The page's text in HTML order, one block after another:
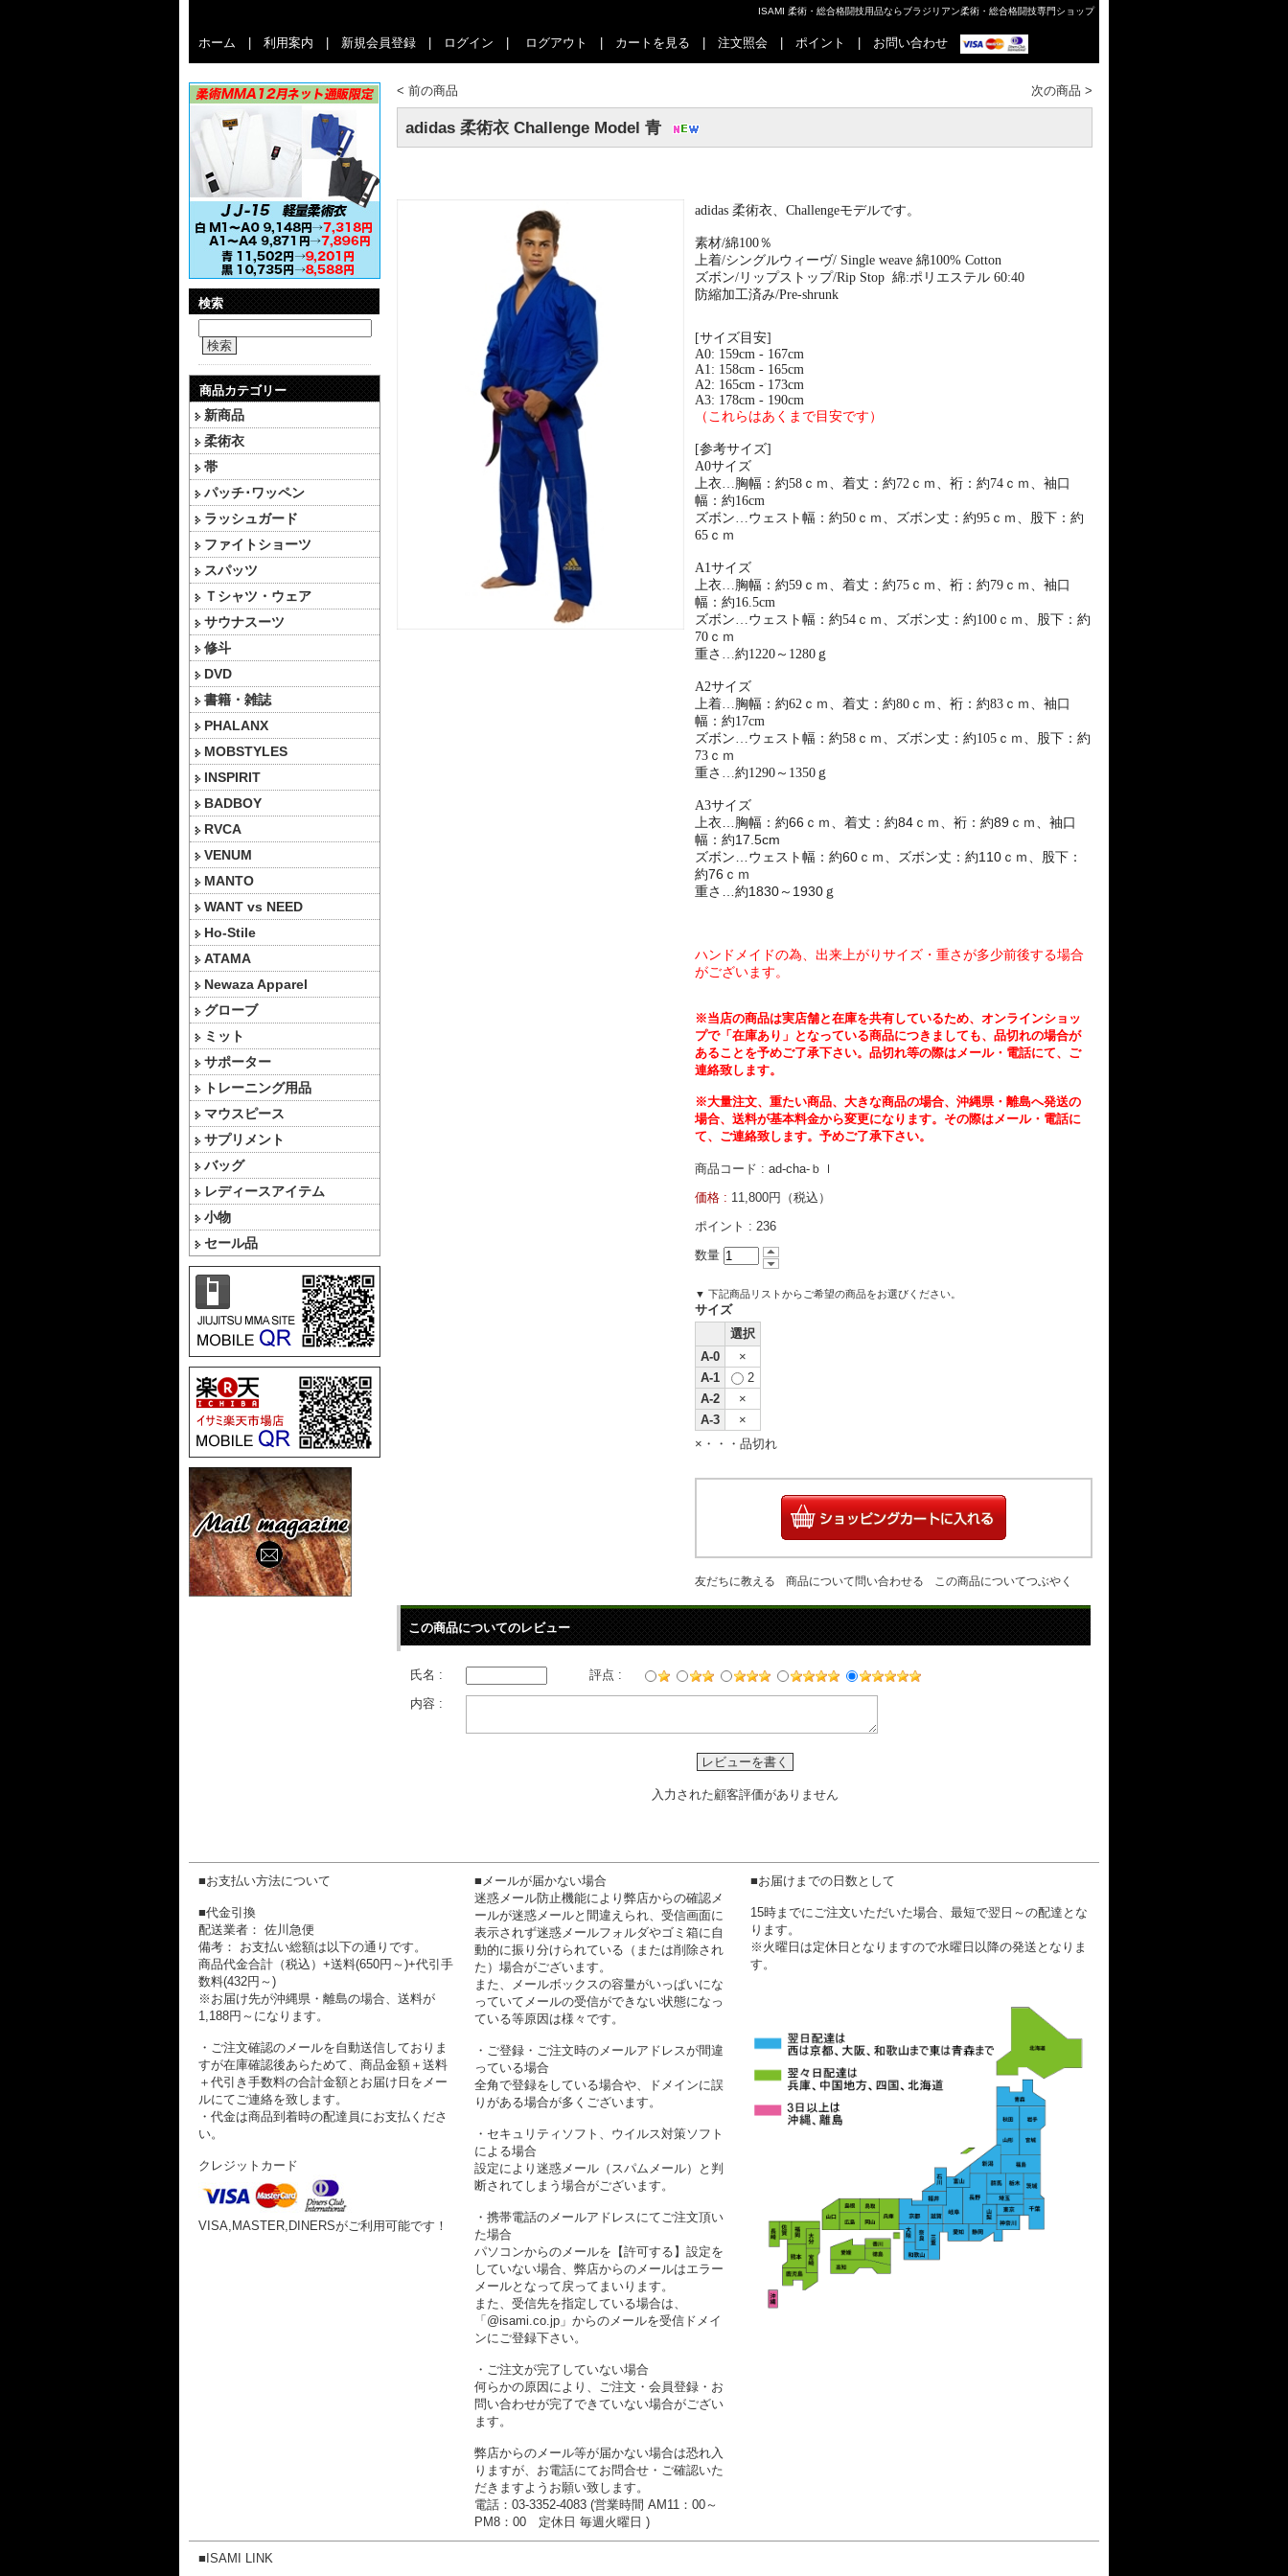
ISAMI 柔術・総合格闘技用品ならブラジリアン柔術・総合格闘技専門ショップ
ホーム 利用案内 新規会員登録 ログイン ログアウト カートを見る 注文照会 ポイント お問い合わせ
検索
検索
商品カテゴリー
新商品
柔術衣
帯
パッチ･ワッペン
ラッシュガード
ファイトショーツ
スパッツ
Ｔシャツ・ウェア
サウナスーツ
修斗
DVD
書籍・雑誌
PHALANX
MOBSTYLES
INSPIRIT
BADBOY
RVCA
VENUM
MANTO
WANT vs NEED
Ho-Stile
ATAMA
Newaza Apparel
グローブ
ミット
サポーター
トレーニング用品
マウスピース
サプリメント
バッグ
レディースアイテム
小物
セール品
< 前の商品 次の商品 >
adidas 柔術衣 Challenge Model 青
adidas 柔術衣、 Challengeモデルです。
素材/綿100％
上着/シングルウィーヴ/ Single weave 綿100% Cotton
ズボン/ リップストップ/Rip Stop 綿:ポリエステル 60:40
防縮加工済み/Pre-shrunk
[サイズ目安]
A0: 159cm - 167cm
A1: 158cm - 165cm
A2: 165cm - 173cm
A3: 178cm - 190cm
（これらはあくまで目安です）
[参考サイズ]
A0サイズ
上衣…胸幅：約58ｃｍ、着丈：約72ｃｍ、裄：約74ｃｍ、袖口
幅：約16cm
ズボン…ウェスト幅：約50ｃｍ、ズボン丈：約95ｃｍ、股下：約
65ｃｍ
A1サイズ
上衣…胸幅：約59 ｃｍ、着丈：約75 ｃｍ、裄：約79 ｃｍ、 袖口
幅：約16.5cm
ズボン…ウェスト幅：約54 ｃｍ、ズボン丈：約100 ｃｍ、 股下：約
70 ｃｍ
重さ…約1220 ～ 1280 ｇ
A2サイズ
上着…胸幅：約62 ｃｍ、着丈：約80 ｃｍ、裄：約83 ｃｍ、 袖口
幅：約17cm
ズボン…ウェスト幅：約58 ｃｍ、ズボン丈：約105 ｃｍ、 股下：約
73 ｃｍ
重さ…約1290 ～ 1350 ｇ
A3サイズ
上衣…胸幅：約66ｃｍ、着丈：約84ｃｍ、裄：約89ｃｍ、袖口
幅：約17.5cm
ズボン…ウェスト幅：約60ｃｍ、ズボン丈：約110ｃｍ、股下：
約76ｃｍ
重さ…約1830～1930ｇ
ハンドメイドの為、出来上がりサイズ・ 重さが多少前後する場合
がございます。
※当店の商品は実店舗と在庫を共有しているため、 オンラインショッ
プで「在庫あり」 となっている商品につきましても、 品切れの場合が
あることを予めご了承下さい。 品切れ等の際はメール・電話にて、ご
連絡致します。
※大量注文、重たい商品、大きな商品の場合、沖縄県・離島へ発送の
場合、送料が基本料金から変更になります。その際はメール・電話に
て、ご連絡致します。予めご了承下さい。
商品コード : ad-cha-ｂｌ
価格 : 11,800円（税込）
ポイント : 236
数量
▼ 下記商品リストからご希望の商品をお選びください。
サイズ
選択
A-0
×
A-1
2
A-2
×
A-3
×
×・・・品切れ
友だちに教える 商品について問い合わせる この商品についてつぶやく
この商品についてのレビュー
氏名 :
評点 :
内容 :
レビューを書く
入力された顧客評価がありません
■お支払い方法について
■代金引換
配送業者： 佐川急便
備考： お支払い総額は以下の通りです。
商品代金合計（税込）+送料(650円～)+代引手
数料(432円～)
※お届け先が沖縄県・離島の場合、送料が
1,188円～になります。
・ご注文確認のメールを自動送信しておりま
すが在庫確認後あらためて、商品金額＋送料
＋代引き手数料の合計金額とお届け日をメー
ルにてご連絡を致します。
・代金は商品到着時の配達員にお支払くださ
い。
クレジットカード
VISA,MASTER,DINERSがご利用可能です！
■メールが届かない場合
迷惑メール防止機能により弊店からの確認メ
ールが迷惑メールと間違えられ、受信画面に
表示されず迷惑メールフォルダやゴミ箱に自
動的に振り分けられている（または削除され
た）場合がございます。
また、メールボックスの容量がいっぱいにな
っていてメールの受信ができない状態になっ
ている等原因は様々です。
・ご登録・ご注文時のメールアドレスが間違
っている場合
全角で登録をしている場合や、ドメインに誤
りがある場合が多くございます。
・セキュリティソフト、ウイルス対策ソフト
による場合
設定により迷惑メール（スパムメール）と判
断されてしまう場合がございます。
・携帯電話のメールアドレスにてご注文頂い
た場合
パソコンからのメールを【許可する】設定を
していない場合、弊店からのメールはエラー
メールとなって戻ってまいります。
また、受信先を指定している場合は、
「@isami.co.jp」からのメールを受信ドメイ
ンにご登録下さい。
・ご注文が完了していない場合
何らかの原因により、ご注文・会員登録・お
問い合わせが完了できていない場合がござい
ます。
弊店からのメール等が届かない場合は恐れ入
りますが、お電話にてお問合せ・ご確認いた
だきますようお願い致します。
電話：03-3352-4083 (営業時間 AM11：00～
PM8：00 定休日 毎週火曜日 )
■お届けまでの日数として
15時までにご注文いただいた場合、最短で翌日～の配達とな
ります。
※火曜日は定休日となりますので水曜日以降の発送となりま
す。
■ISAMI LINK